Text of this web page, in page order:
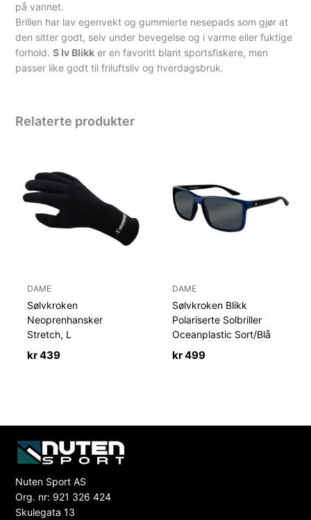
på vannet.
Brillen har lav egenvekt og gummierte nesepads som gjør at
den sitter godt, selv under bevegelse og i varme eller fuktige
forhold.S Iv Blikk er en favoritt blant sportsfiskere, men
passer like godt til friluftsliv og hverdagsbruk.
Relaterte produkter
DAME
Sølvkroken
Neoprenhansker
Stretch, L
kr439
DAME
Sølvkroken Blikk
Polariserte Solbriller
Oceanplastic Sort/Blå
kr499
Nuten Sport AS
Org. nr: 921 326 424
Skulegata 13